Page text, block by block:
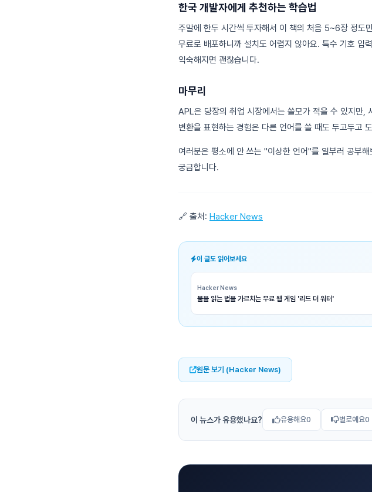
한국 개발자에게 추천하는 학습법
주말에 한두 시간씩 투자해서 이 책의 처음 5~6장 정
무료로 배포하니까 설치도 어렵지 않아요. 특수 기호 입
익숙해지면 괜찮습니다.
마무리
APL은 당장의 취업 시장에서는 쓸모가 적을 수 있지만,
변환을 표현하는 경험은 다른 언어를 쓸 때도 두고두고
여러분은 평소에 안 쓰는 "이상한 언어"를 일부러 공부
궁금합니다.
🔗 출처: Hacker News
이 글도 읽어보세요
Hacker News
물을 읽는 법을 가르치는 무료 웹 게임 '리드 더 워터'
원문 보기 (Hacker News)
이 뉴스가 유용했나요? 유용해요0 별로예요0